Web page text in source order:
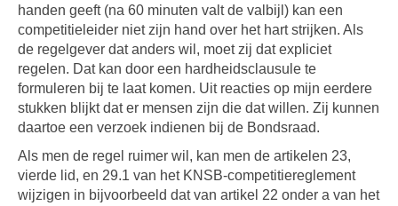
handen geeft (na 60 minuten valt de valbijl) kan een
competitieleider niet zijn hand over het hart strijken. Als
de regelgever dat anders wil, moet zij dat expliciet
regelen. Dat kan door een hardheidsclausule te
formuleren bij te laat komen. Uit reacties op mijn eerdere
stukken blijkt dat er mensen zijn die dat willen. Zij kunnen
daartoe een verzoek indienen bij de Bondsraad.
Als men de regel ruimer wil, kan men de artikelen 23,
vierde lid, en 29.1 van het KNSB-competitiereglement
wijzigen in bijvoorbeeld dat van artikel 22 onder a van het